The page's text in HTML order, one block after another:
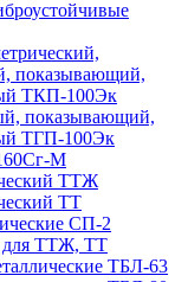
показывающий,
ТКП-100Эк
показывающий,
ТГП-100Эк
М
ТТЖ
ТТ
СП-2
для ТТЖ, ТТ
ТБЛ-63